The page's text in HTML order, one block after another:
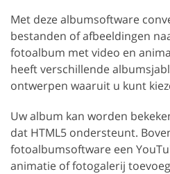
Met deze albumsoftware
bestanden of afbeeldingen
fotoalbum met video en
heeft verschillende
ontwerpen waaruit u kunt
Uw album kan worden
dat HTML5 ondersteunt.
fotoalbumsoftware een
animatie of fotogalerij